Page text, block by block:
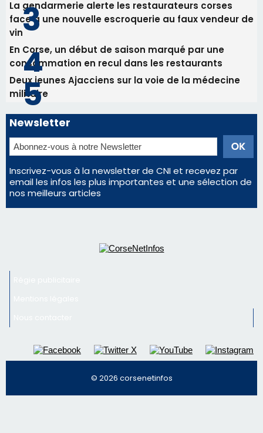
Newsletter
Inscrivez-vous à la newsletter de CNI et recevez par
email les infos les plus importantes et une sélection de
nos meilleurs articles
Régie publicitaire
Mentions légales
Nous contacter